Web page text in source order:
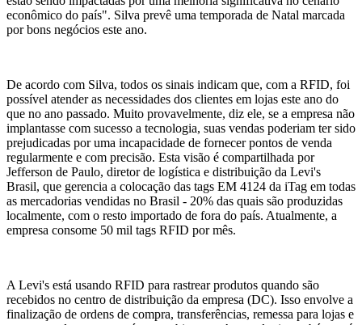
econômico do país". Silva prevê uma temporada de Natal marcada
por bons negócios este ano.
De acordo com Silva, todos os sinais indicam que, com a RFID, foi
possível atender as necessidades dos clientes em lojas este ano do
que no ano passado. Muito provavelmente, diz ele, se a empresa não
implantasse com sucesso a tecnologia, suas vendas poderiam ter sido
prejudicadas por uma incapacidade de fornecer pontos de venda
regularmente e com precisão. Esta visão é compartilhada por
Jefferson de Paulo, diretor de logística e distribuição da Levi's
Brasil, que gerencia a colocação das tags EM 4124 da iTag em todas
as mercadorias vendidas no Brasil - 20% das quais são produzidas
localmente, com o resto importado de fora do país. Atualmente, a
empresa consome 50 mil tags RFID por mês.
A Levi's está usando RFID para rastrear produtos quando são
recebidos no centro de distribuição da empresa (DC). Isso envolve a
finalização de ordens de compra, transferências, remessa para lojas e